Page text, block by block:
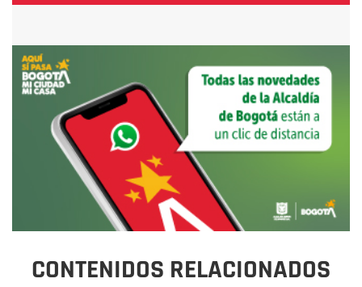
CONTENIDOS RELACIONADOS